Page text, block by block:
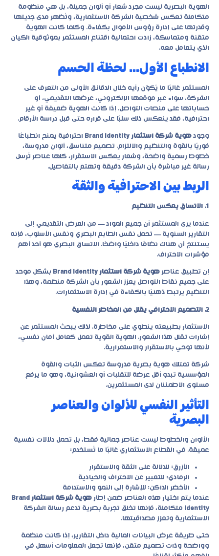
الهوية البصرية ليست مجرد شعار أو ألوان جميلة، بل هي منظومة
متكاملة تعكس شخصية الشركة الاستثمارية، وتُظهر مدى جديتها
وقدرتها على إدارة رؤوس الأموال بكفاءة. وكلما كانت الهوية
متقنة ومتماسكة، زادت احتمالية اقتناع المستثمر بموثوقية الكيان
الذي يتعامل معه.
الانطباع الأول… لحظة الحسم
المستثمر غالبًا ما يُكوّن رأيه خلال الدقائق الأولى من التعرف على
الشركة، سواء عبر موقعها الإلكتروني، عرضها التقديمي، أو
حساباتها على منصات التواصل. إذا كانت الهوية ضعيفة أو غير
احترافية، فقد ينعكس ذلك سلبًا على قراره حتى قبل دراسة الأرقام.
وجود هوية شركة استثمار Brand Identity
احترافية يمنح انطباعًا
فوريًا بالقوة والتنظيم والالتزام. تصميم متناسق، ألوان مدروسة،
خطوط رسمية واضحة، وشعار يعكس الاستقرار، كلها عناصر تُرسل
رسالة غير مباشرة بأن الشركة دقيقة وتهتم بالتفاصيل.
الربط بين الاحترافية والثقة
1. الاتساق يعكس التنظيم
عندما يرى المستثمر أن جميع المواد — من العرض التقديمي إلى
التقارير السنوية — تحمل نفس الطابع البصري ونفس الأسلوب، فإنه
يستنتج أن هناك نظامًا داخليًا واضحًا. الاتساق البصري هو أحد أهم
مؤشرات الاحتراف.
إن تطبيق عناصر هوية شركة استثمار Brand Identity
بشكل موحد
على جميع نقاط التواصل يعزز الشعور بأن الشركة منظمة، وهذا
التنظيم يرتبط ذهنيًا بالكفاءة في إدارة الاستثمارات.
2. التصميم الاحترافي يقلل من المخاطر النفسية
الاستثمار بطبيعته ينطوي على مخاطرة. لذلك يبحث المستثمر عن
إشارات تقلل هذا الشعور. الهوية القوية تعمل كعامل أمان نفسي،
لأنها توحي بالاستقرار والاستمرارية.
شركة تمتلك هوية بصرية مدروسة تعكس الثبات والقوة
المؤسسية تبدو أقل عرضة للتقلبات أو العشوائية، وهو ما يرفع
مستوى الاطمئنان لدى المستثمرين.
التأثير النفسي للألوان والعناصر
البصرية
الألوان والخطوط ليست عناصر جمالية فقط، بل تحمل دلالات نفسية
عميقة. في القطاع الاستثماري غالبًا ما تُستخدم:
الأزرق: للدلالة على الثقة والاستقرار
الرمادي: للتعبير عن الاحتراف والحيادية
الأخضر الداكن: للإشارة إلى النمو والاستدامة
عندما يتم اختيار هذه العناصر ضمن إطار
هوية شركة استثمار Brand
Identity متكاملة، فإنها تخلق تجربة بصرية تدعم رسالة الشركة
الاستثمارية وتعزز مصداقيتها.
حتى طريقة عرض البيانات المالية داخل التقارير، إذا كانت منظمة
وواضحة وذات تصميم متقن، فإنها تجعل المعلومات أسهل في